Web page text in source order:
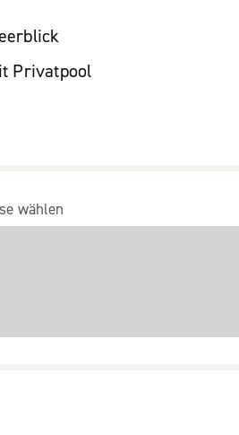
Privatpool
wählen